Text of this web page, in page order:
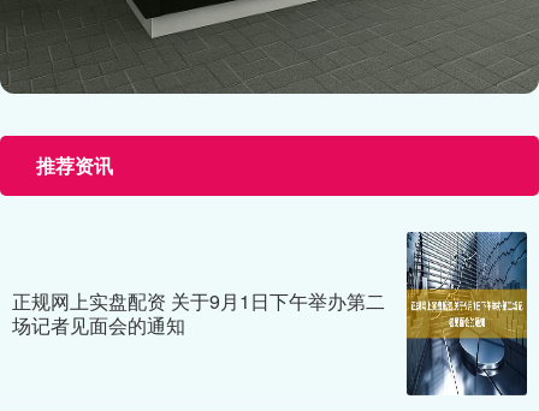
推荐资讯
正规网上实盘配资 关于9月1日下午举办第二
场记者见面会的通知